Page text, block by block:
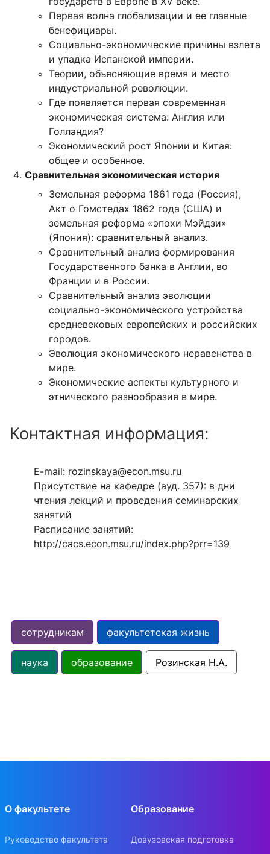
Первая волна глобализации и ее главные
бенефициары.
Социально-экономические причины взлета
и упадка Испанской империи.
Теории, объясняющие время и место
индустриальной революции.
Где появляется первая современная
экономическая система: Англия или
Голландия?
Экономический рост Японии и Китая:
общее и особенное.
Сравнительная экономическая история
Земельная реформа 1861 года (Россия),
Акт о Гомстедах 1862 года (США) и
земельная реформа «эпохи Мэйдзи»
(Япония): сравнительный анализ.
Сравнительный анализ формирования
Государственного банка в Англии, во
Франции и в России.
Сравнительный анализ эволюции
социально-экономического устройства
средневековых европейских и российских
городов.
Эволюция экономического неравенства в
мире.
Экономические аспекты культурного и
этнического разнообразия в мире.
Контактная информация:
E-mail: rozinskaya@econ.msu.ru
Присутствие на кафедре (ауд. 357): в дни
чтения лекций и проведения семинарских
занятий
Расписание занятий:
http://cacs.econ.msu.ru/index.php?prr=139
сотрудникам факультетская жизнь
наука образование Розинская Н.А.
О факультете
Руководство факультета
Образование
Довузовская подготовка